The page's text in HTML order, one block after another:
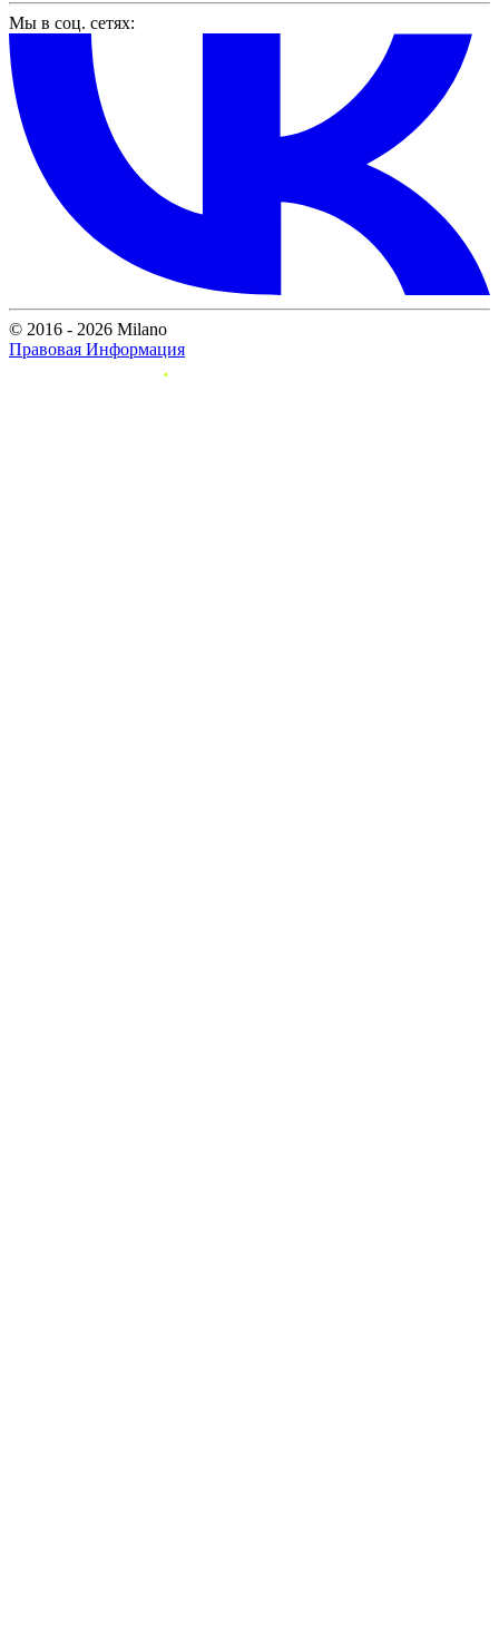
Мы в соц. сетях:
© 2016 - 2026 Milano
Правовая Информация